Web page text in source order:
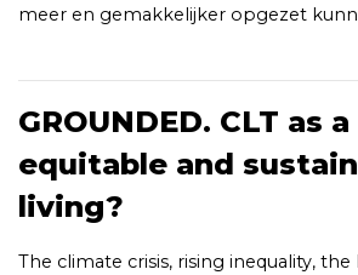
meer en gemakkelijker opgezet
GROUNDED. CLT as
equitable and
living?
The climate crisis, rising inequality, the